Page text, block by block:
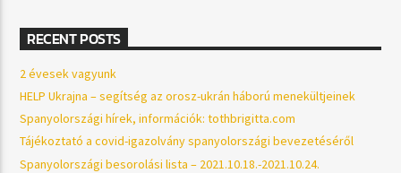
RECENT POSTS
2 évesek vagyunk
HELP Ukrajna – segítség az orosz-ukrán háború menekültjeinek
Spanyolországi hírek, információk: tothbrigitta.com
Tájékoztató a covid-igazolvány spanyolországi bevezetéséről
Spanyolországi besorolási lista – 2021.10.18.-2021.10.24.